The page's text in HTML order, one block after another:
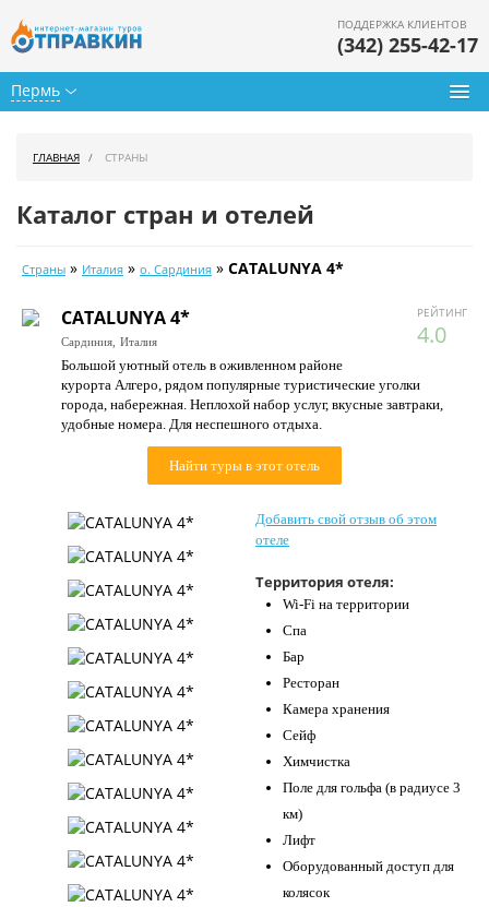
Пермь
ПОДДЕРЖКА КЛИЕНТОВ
(342) 255-42-17
Календарь туров
Цены дня
Страны
Как купить
Контакты
ГЛАВНАЯ СТРАНЫ
Каталог стран и отелей
Страны » Италия » о. Сардиния » CATALUNYA 4*
РЕЙТИНГ
4.0
CATALUNYA 4*
Сардиния, Италия
Большой уютный отель в оживленном районе
курорта Алгеро, рядом популярные туристические уголки
города, набережная. Неплохой набор услуг, вкусные завтраки,
удобные номера. Для неспешного отдыха.
Найти туры в этот отель
Добавить свой отзыв об этом
отеле
Территория отеля:
Wi-Fi на территории
Спа
Бар
Ресторан
Камера хранения
Сейф
Химчистка
Поле для гольфа (в радиусе 3
км)
Лифт
Оборудованный доступ для
колясок